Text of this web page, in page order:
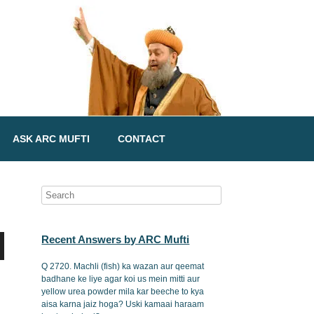
ASK ARC MUFTI CONTACT
Recent Answers by ARC Mufti
Q 2720. Machli (fish) ka wazan aur qeemat
badhane ke liye agar koi us mein mitti aur
yellow urea powder mila kar beeche to kya
aisa karna jaiz hoga? Uski kamaai haraam